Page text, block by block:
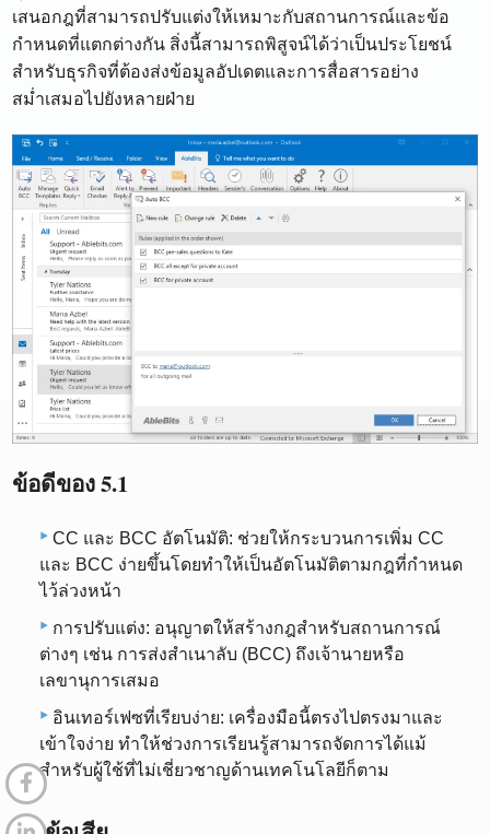
เสนอกฎที่สามารถปรับแต่งให้เหมาะกับสถานการณ์และข้อ
กำหนดที่แตกต่างกัน สิ่งนี้สามารถพิสูจน์ได้ว่าเป็นประโยชน์
สำหรับธุรกิจที่ต้องส่งข้อมูลอัปเดตและการสื่อสารอย่าง
สม่ำเสมอไปยังหลายฝ่าย
ข้อดีของ 5.1
CC และ BCC อัตโนมัติ: ช่วยให้กระบวนการเพิ่ม CC
และ BCC ง่ายขึ้นโดยทำให้เป็นอัตโนมัติตามกฎที่กำหนด
ไว้ล่วงหน้า
การปรับแต่ง: อนุญาตให้สร้างกฎสำหรับสถานการณ์
ต่างๆ เช่น การส่งสำเนาลับ (BCC) ถึงเจ้านายหรือ
เลขานุการเสมอ
อินเทอร์เฟซที่เรียบง่าย: เครื่องมือนี้ตรงไปตรงมาและ
เข้าใจง่าย ทำให้ช่วงการเรียนรู้สามารถจัดการได้แม้
สำหรับผู้ใช้ที่ไม่เชี่ยวชาญด้านเทคโนโลยีก็ตาม